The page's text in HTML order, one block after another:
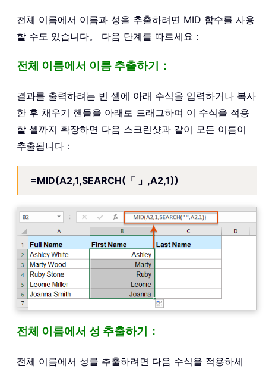
전체 이름에서 이름과 성을 추출하려면 MID 함수를 사용
할 수도 있습니다。 다음 단계를 따르세요：
전체 이름에서 이름 추출하기：
결과를 출력하려는 빈 셀에 아래 수식을 입력하거나 복사
한 후 채우기 핸들을 아래로 드래그하여 이 수식을 적용
할 셀까지 확장하면 다음 스크린샷과 같이 모든 이름이
추출됩니다：
=MID(A2,1,SEARCH(「 」,A2,1))
전체 이름에서 성 추출하기：
전체 이름에서 성를 추출하려면 다음 수식을 적용하세